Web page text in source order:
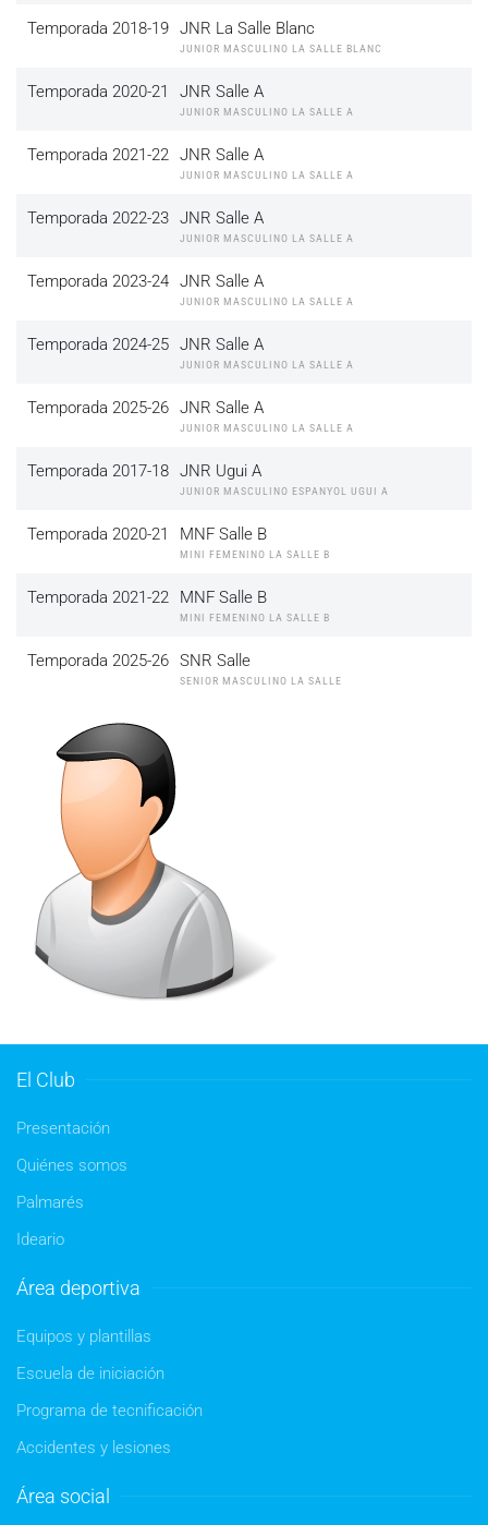
Temporada 2018-19 JNR La Salle Blanc
JUNIOR MASCULINO LA SALLE BLANC
Temporada 2020-21 JNR Salle A
JUNIOR MASCULINO LA SALLE A
Temporada 2021-22 JNR Salle A
JUNIOR MASCULINO LA SALLE A
Temporada 2022-23 JNR Salle A
JUNIOR MASCULINO LA SALLE A
Temporada 2023-24 JNR Salle A
JUNIOR MASCULINO LA SALLE A
Temporada 2024-25 JNR Salle A
JUNIOR MASCULINO LA SALLE A
Temporada 2025-26 JNR Salle A
JUNIOR MASCULINO LA SALLE A
Temporada 2017-18 JNR Ugui A
JUNIOR MASCULINO ESPANYOL UGUI A
Temporada 2020-21 MNF Salle B
MINI FEMENINO LA SALLE B
Temporada 2021-22 MNF Salle B
MINI FEMENINO LA SALLE B
Temporada 2025-26 SNR Salle
SENIOR MASCULINO LA SALLE
El Club
Presentación
Quiénes somos
Palmarés
Ideario
Área deportiva
Equipos y plantillas
Escuela de iniciación
Programa de tecnificación
Accidentes y lesiones
Área social